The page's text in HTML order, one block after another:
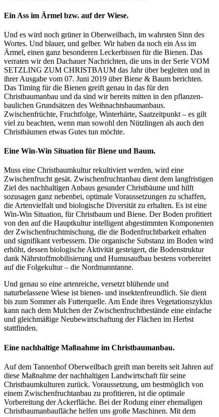
Ein Ass im Ärmel bzw. auf der Wiese.
Und es wird noch grüner in Oberweilbach, im wahrsten Sinn des
Wortes. Und blauer, und gelber. Wir haben da noch ein Ass im
Ärmel, einen ganz besonderen Leckerbissen für die Bienen. Das
verraten wir den Dachauer Nachrichten, die uns in der Serie VOM
SETZLING ZUM CHRISTBAUM das Jahr über begleiten und in
ihrer Ausgabe vom 07. Juni 2019 über Biene & Baum berichten.
Das Timing für die Bienen greift genau in das für den
Christbaumanbau und da sind wir bereits mitten in den pflanzen­
baulichen Grundsätzen des Weihnachtsbaumanbaus.
Zwischenfrüchte, Fruchtfolge, Winterhärte, Saatzeitpunkt – es gilt
viel zu beachten, wenn man sowohl den Nützlingen als auch den
Christbäumen etwas Gutes tun möchte.
Eine Win-Win Situation für Biene und Baum.
Muss eine Christbaumkultur rekultiviert werden, wird eine
Zwischenfrucht gesät. Zwischenfruchtanbau dient dem langfristigen
Ziel des nachhaltigen Anbaus gesunder Christbäume und hilft
sozusagen ganz nebenbei, optimale Voraussetzungen zu schaffen,
die Artenvielfalt und biologische Diversität zu erhalten. Es ist eine
Win-Win Situation, für Christbaum und Biene. Der Boden profitiert
von den auf die Hauptkultur intelligent abgestimmten Komponenten
der Zwischenfrucht­mischung, die die Bodenfruchtbarkeit erhalten
und signifikant verbessern. Die organische Substanz im Boden wird
erhöht, dessen biologische Aktivität gesteigert, die Bodenstruktur
dank Nährstoff­mobilisierung und Humusaufbau bestens vorbereitet
auf die Folgekultur – die Nordmanntanne.
Und genau so eine artenreiche, versetzt blühende und
naturbelassene Wiese ist bienen- und insektenfreundlich. Sie dient
bis zum Sommer als Futterquelle. Am Ende ihres Vegetationszyklus
kann nach dem Mulchen der Zwischenfruchtbestände eine einfache
und gleichmäßige Neubewirtschaftung der Flächen im Herbst
stattfinden.
Eine nachhaltige Maßnahme im Christbaumanbau.
Auf dem Tannenhof Oberweilbach greift man bereits seit Jahren auf
diese Maßnahme der nachhaltigen Landwirtschaft für seine
Christbaumkulturen zurück. Voraussetzung, um bestmöglich von
einem Zwischenfruchtanbau zu profitieren, ist die optimale
Vorbereitung der Ackerfläche. Bei der Rodung einer ehemaligen
Christbaumanbaufläche helfen uns große Maschinen. Mit dem